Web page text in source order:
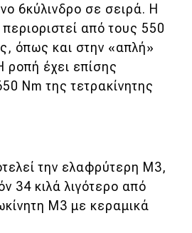
6κύλινδρο σε σειρά. Η
από τους 550
όπως και στην «απλή»
ροπή έχει επίσης
Nm της τετρακίνητης
την ελαφρύτερη M3,
34 κιλά λιγότερο από
M3 με κεραμικά